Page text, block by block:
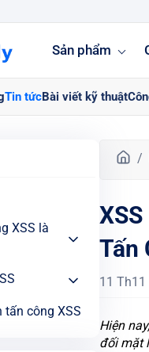
Sản phẩm
Tin tứcBài viết kỹ thuật
XSS là
tấn công XSS
T
n
g
c
h
ủ
Tấn
11 Th11
Hiện
đối mặt